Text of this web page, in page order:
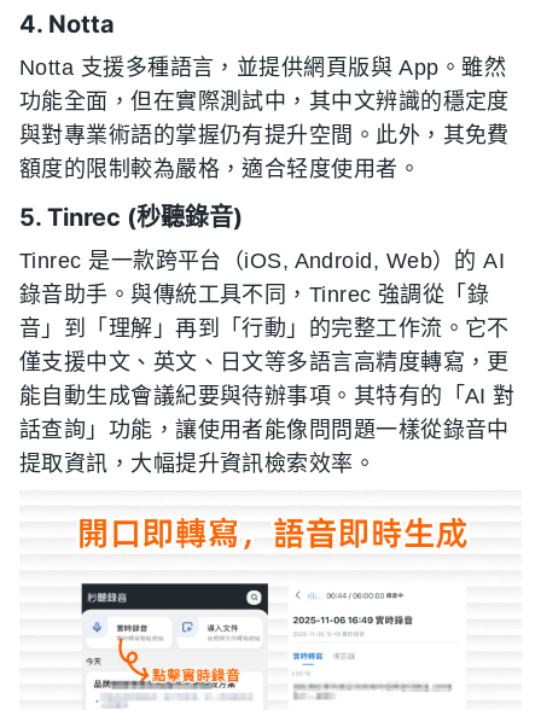
4. Notta
Notta 支援多種語言，並提供網頁版與 App。雖然
功能全面，但在實際測試中，其中文辨識的穩定度
與對專業術語的掌握仍有提升空間。此外，其免費
額度的限制較為嚴格，適合轻度使用者。
5. Tinrec (秒聽錄音)
Tinrec 是一款跨平台（iOS, Android, Web）的 AI
錄音助手。與傳統工具不同，Tinrec 強調從「錄
音」到「理解」再到「行動」的完整工作流。它不
僅支援中文、英文、日文等多語言高精度轉寫，更
能自動生成會議紀要與待辦事項。其特有的「AI 對
話查詢」功能，讓使用者能像問問題一樣從錄音中
提取資訊，大幅提升資訊檢索效率。